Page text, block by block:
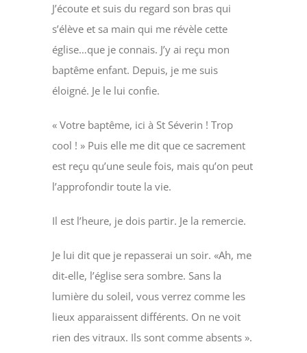
J’écoute et suis du regard son bras qui
s’élève et sa main qui me révèle cette
église…que je connais. J’y ai reçu mon
baptême enfant. Depuis, je me suis
éloigné. Je le lui confie.
« Votre baptême, ici à St Séverin ! Trop
cool ! » Puis elle me dit que ce sacrement
est reçu qu’une seule fois, mais qu’on peut
l’approfondir toute la vie.
Il est l’heure, je dois partir. Je la remercie.
Je lui dit que je repasserai un soir. «Ah, me
dit-elle, l’église sera sombre. Sans la
lumière du soleil, vous verrez comme les
lieux apparaissent différents. On ne voit
rien des vitraux. Ils sont comme absents ».